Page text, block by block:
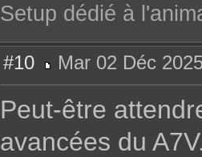
Setup dédié à
#10
e
a
Mar 02 Déc
Peut-être
avancées du